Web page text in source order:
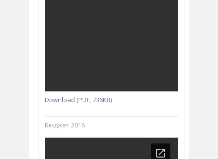
Download (PDF, 736KB)
Бюджет 2016